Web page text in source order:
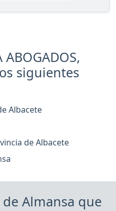
ABOGADOS,
siguientes
Albacete
de Albacete
Almansa que